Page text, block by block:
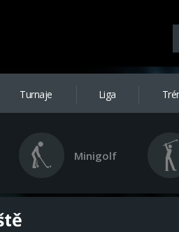
Turnaje Liga
Minigolf